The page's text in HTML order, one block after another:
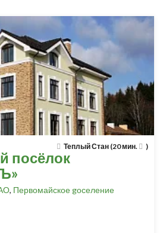
Теплый Стан (20 мин. )
посёлок
, Первомайское gоселение